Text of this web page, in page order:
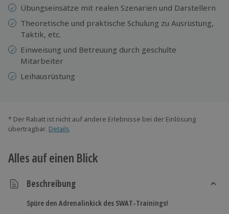
Übungseinsätze mit realen Szenarien und Darstellern
Theoretische und praktische Schulung zu Ausrüstung,
Taktik, etc.
Einweisung und ​​Betreuung durch geschulte
Mitarbeiter
Leihausrüstung
* Der Rabatt ist nicht auf andere Erlebnisse bei der Einlösung
übertragbar. Details
Alles auf einen Blick
Beschreibung
Spüre den Adrenalinkick des SWAT-Trainings!